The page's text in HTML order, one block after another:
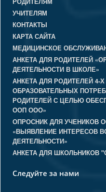
УЧИТЕЛЯМ
КОНТАКТЫ
КАРТА САЙТА
МЕДИЦИНСКОЕ
АНКЕТА ДЛЯ РОДИТЕЛЕЙ
ДЕЯТЕЛЬНОСТИ В ШКОЛЕ»
АНКЕТА ДЛЯ РОДИТЕЛЕЙ 4-
ОБРАЗОВАТЕЛЬНЫХ
РОДИТЕЛЕЙ С ЦЕЛЬЮ
ООП ООО»
ОПРОСНИК ДЛЯ УЧЕНИКОВ
«ВЫЯВЛЕНИЕ ИНТЕРЕСОВ
ДЕЯТЕЛЬНОСТИ»
АНКЕТА ДЛЯ ШКОЛЬНИКОВ
Следуйте за нами